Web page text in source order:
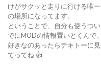
けがサクッと走りに行ける唯一
の場所になってます。
ということで、自分も使うつい
でにMODの情報置いとくんで、
好きなのあったらテキトーに見
てってね 👍